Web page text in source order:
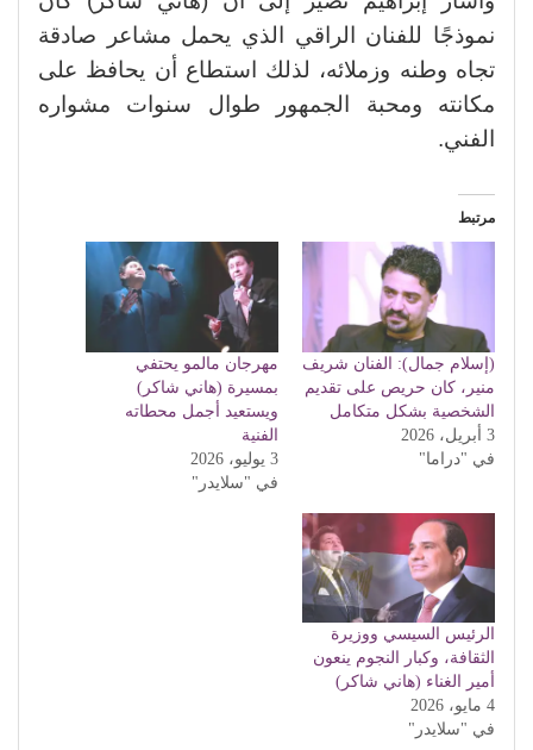
نموذجًا للفنان الراقي الذي يحمل مشاعر صادقة
تجاه وطنه وزملائه، لذلك استطاع أن يحافظ على
مكانته ومحبة الجمهور طوال سنوات مشواره
الفني.
مرتبط
(إسلام جمال): الفنان شريف
منير، كان حريص على تقديم
الشخصية بشكل متكامل
3 أبريل، 2026
في "دراما"
مهرجان مالمو يحتفي
بمسيرة (هاني شاكر)
ويستعيد أجمل محطاته
الفنية
3 يوليو، 2026
في "سلايدر"
الرئيس السيسي ووزيرة
الثقافة، وكبار النجوم ينعون
أمير الغناء (هاني شاكر)
4 مايو، 2026
في "سلايدر"